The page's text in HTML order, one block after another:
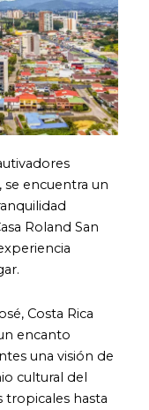
, se encuentra un
Roland San
Costa Rica
encanto
una visión de
cultural del
tropicales hasta